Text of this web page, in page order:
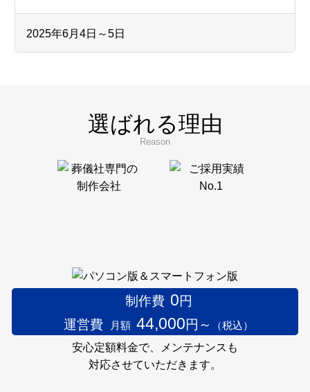
2025年6月4日～5日
第12回「着想は眠らない」展のインターリンク賞
インターリンクは、9月28日～10月20日の土日に
Gallery 忘我亭で開催される第12回「着想は眠らな
い」展を今年もサポートします。
2024年5月29日～30日
選ばれる理由
Reason
制作費 0円
運営費
月額 44,000円～
（税込）
安心定額料金で、メンテナンスも
対応させていただきます。